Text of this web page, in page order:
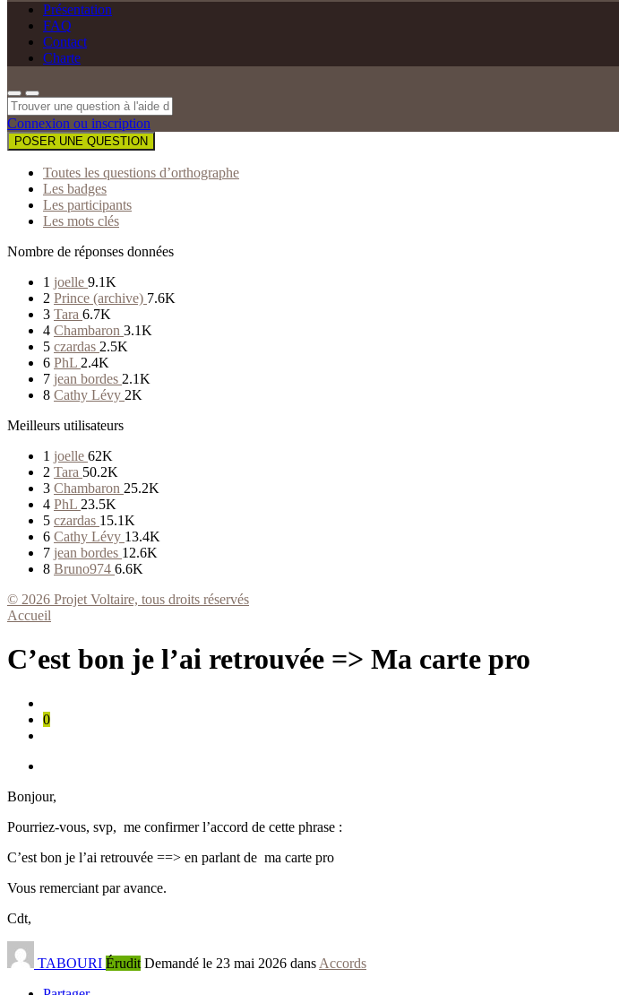
Présentation
FAQ
Contact
Charte
Connexion ou inscription
POSER UNE QUESTION
Toutes les questions d’orthographe
Les badges
Les participants
Les mots clés
Nombre de réponses données
1 joelle 9.1K
2 Prince (archive) 7.6K
3 Tara 6.7K
4 Chambaron 3.1K
5 czardas 2.5K
6 PhL 2.4K
7 jean bordes 2.1K
8 Cathy Lévy 2K
Meilleurs utilisateurs
1 joelle 62K
2 Tara 50.2K
3 Chambaron 25.2K
4 PhL 23.5K
5 czardas 15.1K
6 Cathy Lévy 13.4K
7 jean bordes 12.6K
8 Bruno974 6.6K
© 2026 Projet Voltaire, tous droits réservés
Accueil
C’est bon je l’ai retrouvée => Ma carte pro
0
Bonjour,
Pourriez-vous, svp, me confirmer l’accord de cette phrase :
C’est bon je l’ai retrouvée ==> en parlant de ma carte pro
Vous remerciant par avance.
Cdt,
TABOURI Érudit Demandé le 23 mai 2026 dans Accords